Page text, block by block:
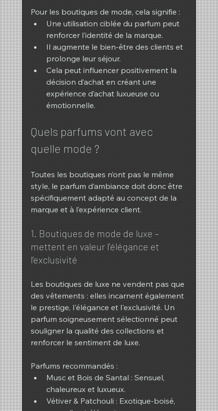
Pour les boutiques de mode, cela signifie :
Une utilisation ciblée du parfum peut
renforcer l’identité de la marque.
Il augmente le bien-être des clients et
prolonge leur séjour.
Cela peut influencer positivement la
décision d’achat en créant une
expérience d’achat luxueuse ou
émotionnelle.
Quels parfums vont avec
quelle mode ?
Toutes les boutiques n’ont pas le même
style, le parfum d’ambiance doit donc être
spécifiquement adapté au concept de la
marque et à l’expérience client.
1. Boutiques de mode de luxe –
mettent en valeur l’élégance et
l’exclusivité
Les boutiques de luxe ne vendent pas que
des vêtements : elles incarnent également
le prestige, l'élégance et l'exclusivité. Un
parfum soigneusement sélectionné peut
souligner la qualité des collections et
renforcer le sentiment de luxe.
Parfums recommandés :
Musc et Bois de Santal : Sensuel,
chaleureux et luxueux.
Vétiver & Patchouli : Exotique-boisé,